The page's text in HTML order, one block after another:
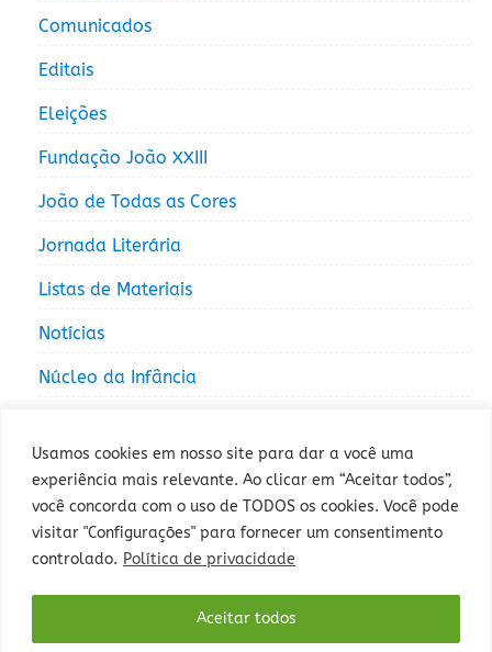
Usamos cookies em nosso site para dar a você uma
experiência mais relevante. Ao clicar em “Aceitar todos”,
você concorda com o uso de TODOS os cookies. Você pode
visitar "Configurações" para fornecer um consentimento
controlado. Política de privacidade
Aceitar todos
Comunicados
Editais
Eleições
Fundação João XXIII
João de Todas as Cores
Jornada Literária
Listas de Materiais
Notícias
Núcleo da Infância